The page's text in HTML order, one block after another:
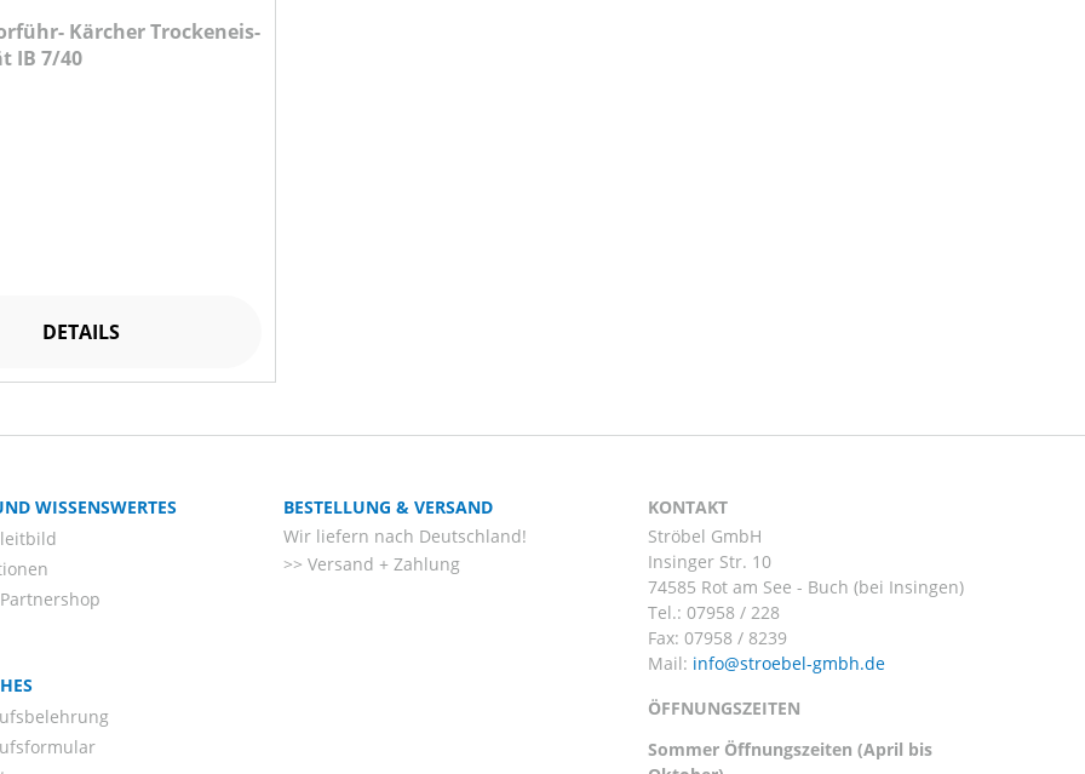
Kärcher Trockeneis-
IB 7/40
DETAILS
WISSENSWERTES
BESTELLUNG & VERSAND
Wir liefern nach Deutschland!
Versand + Zahlung
KONTAKT
Ströbel GmbH
Insinger Str. 10
74585 Rot am See - Buch (bei Insingen)
Tel.: 07958 / 228
Fax: 07958 / 8239
Mail:
ÖFFNUNGSZEITEN
Sommer Öffnungszeiten (April bis